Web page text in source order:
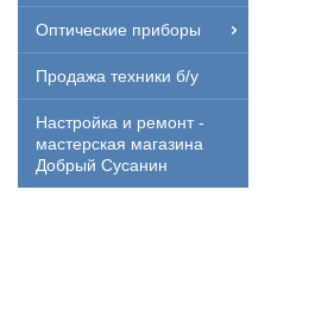
Оптические приборы
Продажа техники б/у
Настройка и ремонт -
мастерская магазина
Добрый Сусанин